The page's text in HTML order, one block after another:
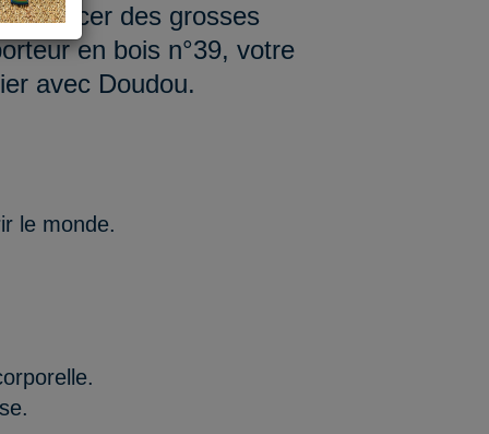
déplacer des grosses
en bois n°39, votre
avec Doudou.
le monde.